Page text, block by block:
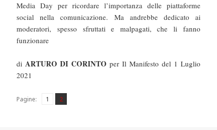
Media Day per ricordare l’importanza delle piattaforme
social nella comunicazione. Ma andrebbe dedicato ai
moderatori, spesso sfruttati e malpagati, che li fanno
funzionare
diARTURO DI CORINTO per Il Manifesto del 1 Luglio
2021
Pagine: Pagina
1 ,
Pagina
2